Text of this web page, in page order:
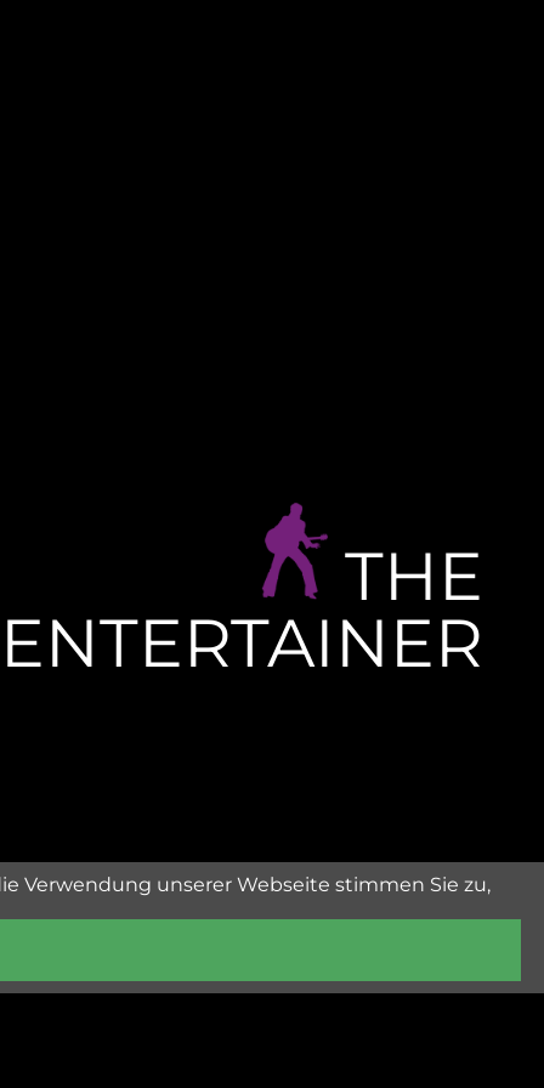
THE
ENTERTAINER
Verwendung unserer Webseite stimmen Sie zu,